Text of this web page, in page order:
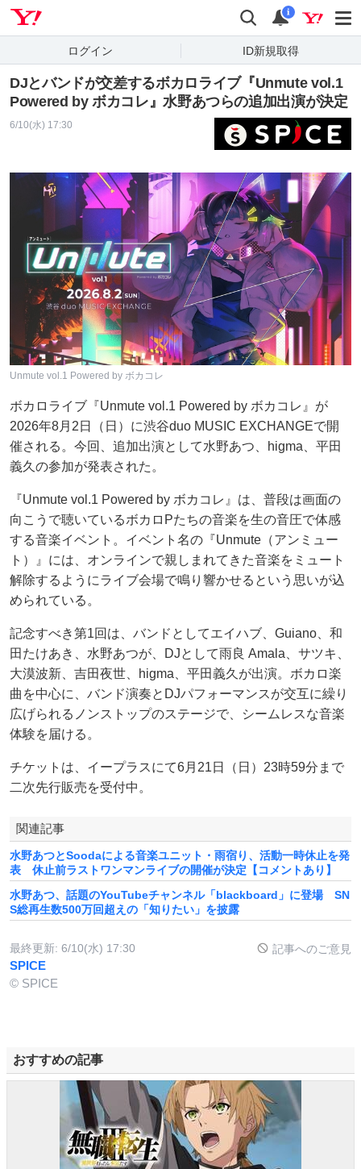
検索 通知
i
ログイン ID新規取得
DJとバンドが交差するボカロライブ『Unmute vol.1
Powered by ボカコレ』水野あつらの追加出演が決定
6/10(水) 17:30
Unmute vol.1 Powered by ボカコレ
ボカロライブ『Unmute vol.1 Powered by ボカコレ』が
2026年8月2日（日）に渋谷duo MUSIC EXCHANGEで開
催される。今回、追加出演として水野あつ、higma、平田
義久の参加が発表された。
『Unmute vol.1 Powered by ボカコレ』は、普段は画面の
向こうで聴いているボカロPたちの音楽を生の音圧で体感
する音楽イベント。イベント名の『Unmute（アンミュー
ト）』には、オンラインで親しまれてきた音楽をミュート
解除するようにライブ会場で鳴り響かせるという思いが込
められている。
記念すべき第1回は、バンドとしてエイハブ、Guiano、和
田たけあき、水野あつが、DJとして雨良 Amala、サツキ、
大漠波新、吉田夜世、higma、平田義久が出演。ボカロ楽
曲を中心に、バンド演奏とDJパフォーマンスが交互に繰り
広げられるノンストップのステージで、シームレスな音楽
体験を届ける。
チケットは、イープラスにて6月21日（日）23時59分まで
二次先行販売を受付中。
関連記事
水野あつとSoodaによる音楽ユニット・雨宿り、活動一時休止を発
表 休止前ラストワンマンライブの開催が決定【コメントあり】
水野あつ、話題のYouTubeチャンネル「blackboard」に登場 SN
S総再生数500万回超えの「知りたい」を披露
最終更新: 6/10(水) 17:30 記事へのご意見
SPICE
© SPICE
おすすめの記事